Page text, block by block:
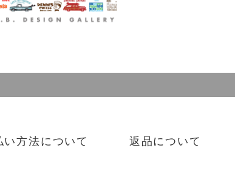
い方法について 返品について